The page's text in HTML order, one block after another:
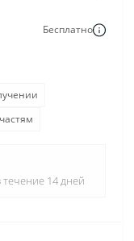
Бесплатно
14 дней